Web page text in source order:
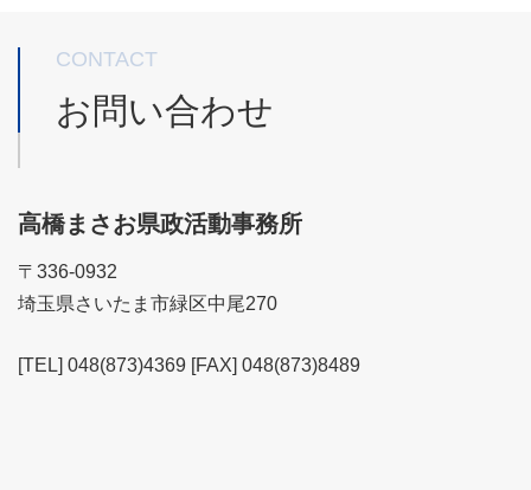
CONTACT
お問い合わせ
高橋まさお県政活動事務所
〒336-0932
埼玉県さいたま市緑区中尾270
[TEL] 048(873)4369 [FAX] 048(873)8489